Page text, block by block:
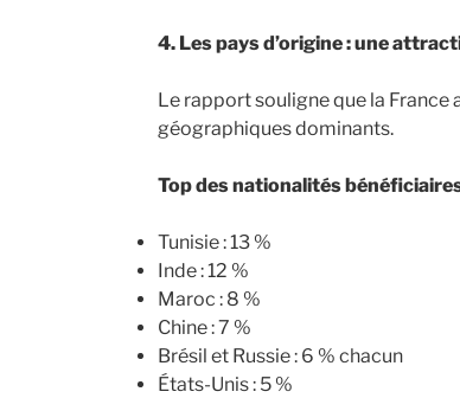
4. Les pays d’origine : une
Le rapport souligne que la
géographiques dominants.
Top des nationalités
Tunisie : 13 %
Inde : 12 %
Maroc : 8 %
Chine : 7 %
Brésil et Russie : 6 % chacun
États-Unis : 5 %